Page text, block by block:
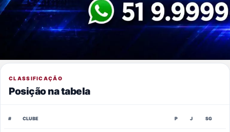
CLASSIFICAÇÃO
Posição na tabela
# CLUBE P J SG